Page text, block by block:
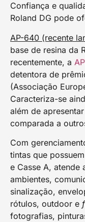
Confiança e
Roland DG pode
AP-640 (recente
base de resina da
recentemente, a
detentora de
(Associação
Caracteriza-se
além de
comparada a
Com
tintas que
e Casse A, atende
ambientes,
sinalização,
rótulos, outdoor e
fotografias,